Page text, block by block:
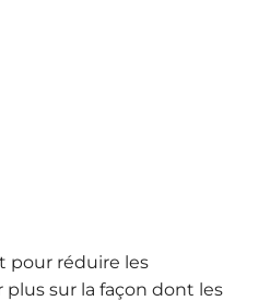
pour réduire les
plus sur la façon dont les